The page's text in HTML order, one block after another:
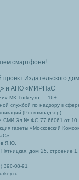
смартфоне!
Издательского
и АНО «МИРНаС
MK-Turkey.ru — 16+
службой по надзору в
(Роскомнадзор).
СМИ Эл № ФС 77-66061 от
газеты «Московский
Я.Ю.
дом 25, строение 1.
390-08-91